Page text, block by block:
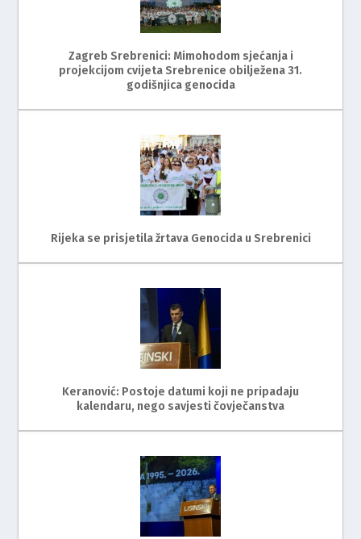
Zagreb Srebrenici: Mimohodom sjećanja i
projekcijom cvijeta Srebrenice obilježena 31.
godišnjica genocida
Rijeka se prisjetila žrtava Genocida u Srebrenici
Keranović: Postoje datumi koji ne pripadaju
kalendaru, nego savjesti čovječanstva